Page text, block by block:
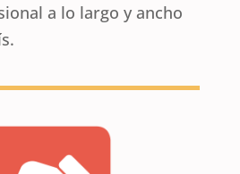
a lo largo y ancho